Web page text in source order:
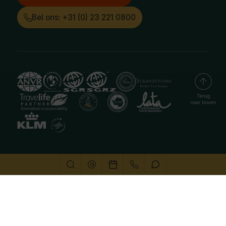
Bel ons: +31 (0) 23 221 0800